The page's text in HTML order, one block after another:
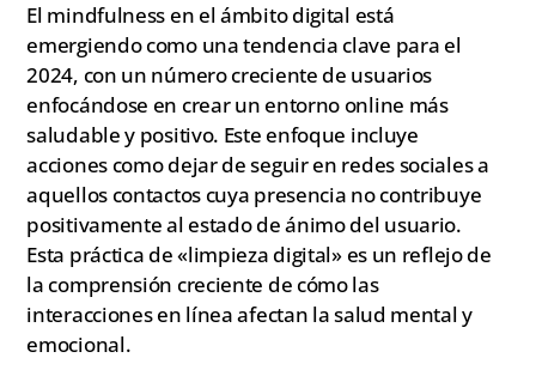
El mindfulness en el ámbito digital está
emergiendo como una tendencia clave para el
2024, con un número creciente de usuarios
enfocándose en crear un entorno online más
saludable y positivo. Este enfoque incluye
acciones como dejar de seguir en redes sociales a
aquellos contactos cuya presencia no contribuye
positivamente al estado de ánimo del usuario.
Esta práctica de «limpieza digital» es un reflejo de
la comprensión creciente de cómo las
interacciones en línea afectan la salud mental y
emocional.